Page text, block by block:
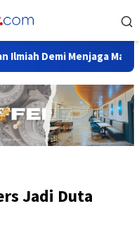
Marwah Sejarah
Jadi Duta